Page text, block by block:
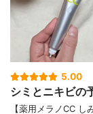
5.00
シミとニキビの
【薬用メラノCC